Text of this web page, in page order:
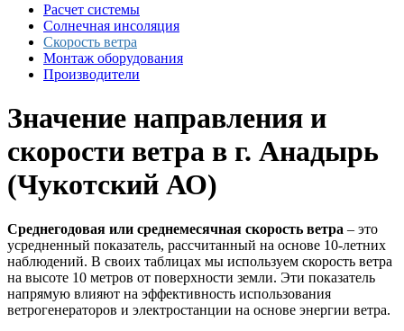
Расчет системы
Солнечная инсоляция
Скорость ветра
Монтаж оборудования
Производители
Значение направления и
скорости ветра в г. Анадырь
(Чукотский АО)
Среднегодовая или среднемесячная скорость ветра – это
усредненный показатель, рассчитанный на основе 10-летних
наблюдений. В своих таблицах мы используем скорость ветра
на высоте 10 метров от поверхности земли. Эти показатель
напрямую влияют на эффективность использования
ветрогенераторов и электростанции на основе энергии ветра.